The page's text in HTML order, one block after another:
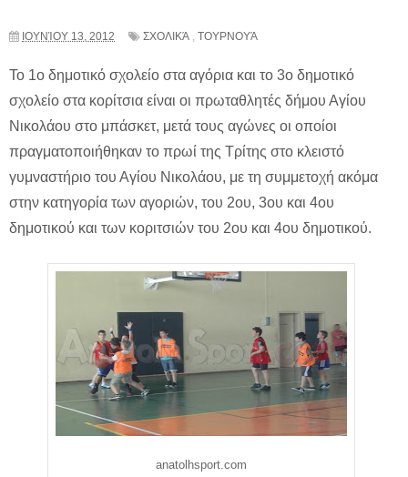
ΙΟΥΝΊΟΥ 13, 2012 ΣΧΟΛΙΚΆ , ΤΟΥΡΝΟΥΆ
Το 1ο δημοτικό σχολείο στα αγόρια και το 3ο δημοτικό
σχολείο στα κορίτσια είναι οι πρωταθλητές δήμου Αγίου
Νικολάου στο μπάσκετ, μετά τους αγώνες οι οποίοι
πραγματοποιήθηκαν το πρωί της Τρίτης στο κλειστό
γυμναστήριο του Αγίου Νικολάου, με τη συμμετοχή ακόμα
στην κατηγορία των αγοριών, του 2ου, 3ου και 4ου
δημοτικού και των κοριτσιών του 2ου και 4ου δημοτικού.
anatolhsport.com